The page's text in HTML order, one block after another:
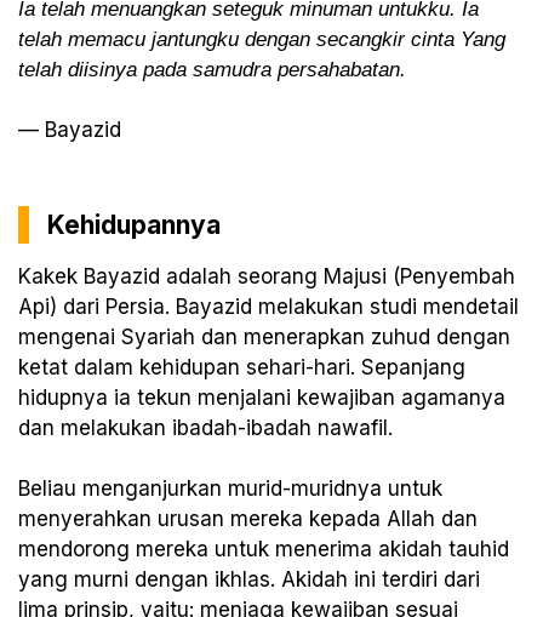
Ia telah menuangkan seteguk minuman untukku. Ia
telah memacu jantungku dengan secangkir cinta Yang
telah diisinya pada samudra persahabatan.
— Bayazid
Kehidupannya
Kakek Bayazid adalah seorang Majusi (Penyembah
Api) dari Persia. Bayazid melakukan studi mendetail
mengenai Syariah dan menerapkan zuhud dengan
ketat dalam kehidupan sehari-hari. Sepanjang
hidupnya ia tekun menjalani kewajiban agamanya
dan melakukan ibadah-ibadah nawafil.
Beliau menganjurkan murid-muridnya untuk
menyerahkan urusan mereka kepada Allah dan
mendorong mereka untuk menerima akidah tauhid
yang murni dengan ikhlas. Akidah ini terdiri dari
lima prinsip, yaitu: menjaga kewajiban sesuai